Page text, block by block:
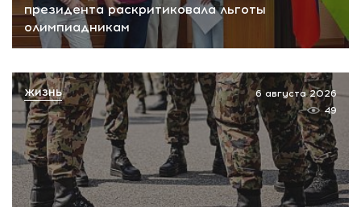
президента раскритиковала льготы
олимпиадникам
6 августа 2026
49
ЖИЗНЬ